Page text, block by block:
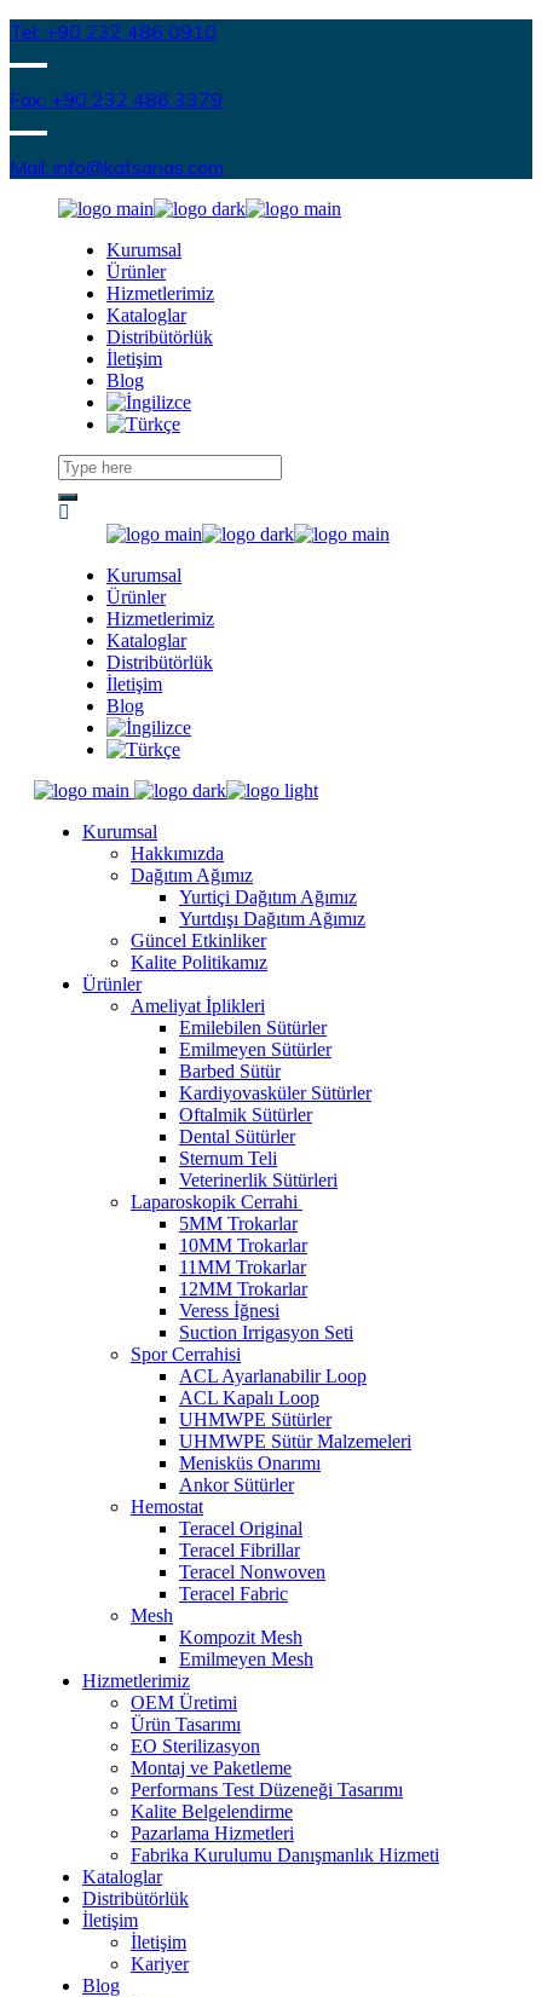
Tel: +90 232 486 0910
Fax: +90 232 486 3379
Mail: info@katsanas.com
Kurumsal
Ürünler
Hizmetlerimiz
Kataloglar
Distribütörlük
İletişim
Blog
Kurumsal
Ürünler
Hizmetlerimiz
Kataloglar
Distribütörlük
İletişim
Blog
Kurumsal
Hakkımızda
Dağıtım Ağımız
Yurtiçi Dağıtım Ağımız
Yurtdışı Dağıtım Ağımız
Güncel Etkinliker
Kalite Politikamız
Ürünler
Ameliyat İplikleri
Emilebilen Sütürler
Emilmeyen Sütürler
Barbed Sütür
Kardiyovasküler Sütürler
Oftalmik Sütürler
Dental Sütürler
Sternum Teli
Veterinerlik Sütürleri
Laparoskopik Cerrahi
5MM Trokarlar
10MM Trokarlar
11MM Trokarlar
12MM Trokarlar
Veress İğnesi
Suction Irrigasyon Seti
Spor Cerrahisi
ACL Ayarlanabilir Loop
ACL Kapalı Loop
UHMWPE Sütürler
UHMWPE Sütür Malzemeleri
Menisküs Onarımı
Ankor Sütürler
Hemostat
Teracel Original
Teracel Fibrillar
Teracel Nonwoven
Teracel Fabric
Mesh
Kompozit Mesh
Emilmeyen Mesh
Hizmetlerimiz
OEM Üretimi
Ürün Tasarımı
EO Sterilizasyon
Montaj ve Paketleme
Performans Test Düzeneği Tasarımı
Kalite Belgelendirme
Pazarlama Hizmetleri
Fabrika Kurulumu Danışmanlık Hizmeti
Kataloglar
Distribütörlük
İletişim
İletişim
Kariyer
Blog